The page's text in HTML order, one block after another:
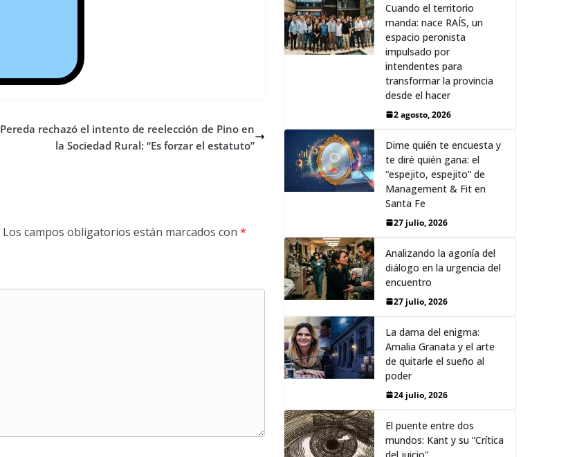
Pereda rechazó el intento de reelección de Pino en
la Sociedad Rural: “Es forzar el estatuto”
Los campos obligatorios están marcados con *
Cuando el territorio
manda: nace RAÍS, un
espacio peronista
impulsado por
intendentes para
transformar la provincia
desde el hacer
2 agosto, 2026
Dime quién te encuesta y
te diré quién gana: el
“espejito, espejito” de
Management & Fit en
Santa Fe
27 julio, 2026
Analizando la agonía del
diálogo en la urgencia del
encuentro
27 julio, 2026
La dama del enigma:
Amalia Granata y el arte
de quitarle el sueño al
poder
24 julio, 2026
El puente entre dos
mundos: Kant y su “Crítica